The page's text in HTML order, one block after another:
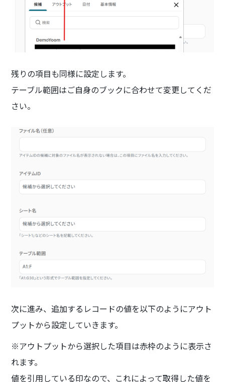
残りの項目も同様に設定します。
テーブル範囲はご自身のブックに合わせて変更してくだ
さい。
次に進み、追加するレコードの値を以下のようにアウト
プットから設定していきます。
※アウトプットから選択した項目は赤枠のように表示さ
れます。
値を引用している印なので、これによって取得した値を